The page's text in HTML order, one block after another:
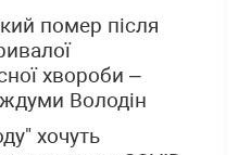
помер після
хвороби –
Володін
хочуть